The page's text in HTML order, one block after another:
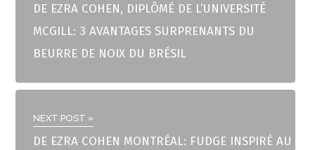
DE EZRA COHEN, DIPLÔMÉ DE L’UNIVERSITÉ
MCGILL: 3 AVANTAGES SURPRENANTS DU
BEURRE DE NOIX DU BRÉSIL
NEXT POST »
DE EZRA COHEN MONTRÉAL: FUDGE INSPIRÉ AU